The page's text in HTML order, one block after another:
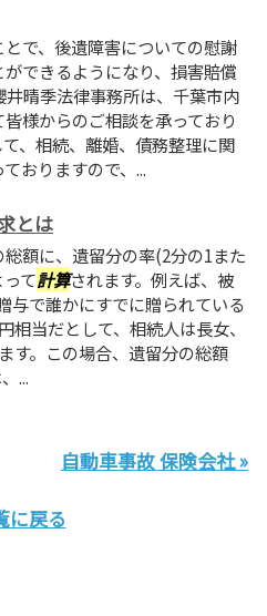
で、後遺障害についての慰謝
できるようになり、損害賠償
晴季法律事務所は、千葉市内
様からのご相談を承っており
、相続、離婚、債務整理に関
おりますので、...
とは
額に、遺留分の率(2分の1また
て計算されます。例えば、被
与で誰かにすでに贈られている
当だとして、相続人は長女、
す。この場合、遺留分の総額
...
自動車事故 保険会社 »
に戻る